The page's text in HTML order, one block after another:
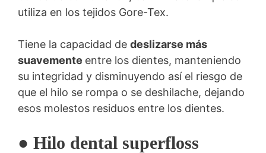
utiliza en los tejidos Gore-Tex.
Tiene la capacidad de deslizarse más
suavemente entre los dientes, manteniendo
su integridad y disminuyendo así el riesgo de
que el hilo se rompa o se deshilache, dejando
esos molestos residuos entre los dientes.
● Hilo dental superfloss